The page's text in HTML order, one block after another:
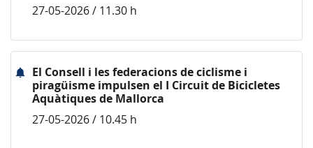
27-05-2026 / 11.30 h
El Consell i les federacions de ciclisme i
piragüisme impulsen el I Circuit de Bicicletes
Aquàtiques de Mallorca
27-05-2026 / 10.45 h